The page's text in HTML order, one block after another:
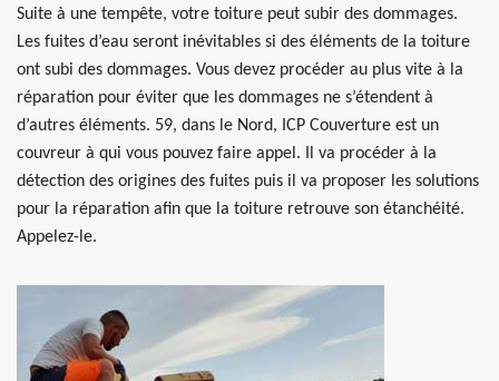
Suite à une tempête, votre toiture peut subir des dommages.
Les fuites d’eau seront inévitables si des éléments de la toiture
ont subi des dommages. Vous devez procéder au plus vite à la
réparation pour éviter que les dommages ne s’étendent à
d’autres éléments. 59, dans le Nord, ICP Couverture est un
couvreur à qui vous pouvez faire appel. Il va procéder à la
détection des origines des fuites puis il va proposer les solutions
pour la réparation afin que la toiture retrouve son étanchéité.
Appelez-le.